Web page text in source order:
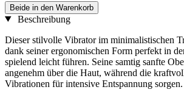
Beide in den Warenkorb
Beschreibung
Dieser stilvolle Vibrator im minimalistischen
dank seiner ergonomischen Form perfekt in
spielend leicht führen. Seine samtig sanfte
angenehm über die Haut, während die
Vibrationen für intensive Entspannung sorgen.